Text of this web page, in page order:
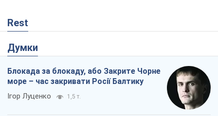
Rest
Думки
Блокада за блокаду, або Закрите Чорне
море – час закривати Росії Балтику
Ігор Луценко 1,5 т.